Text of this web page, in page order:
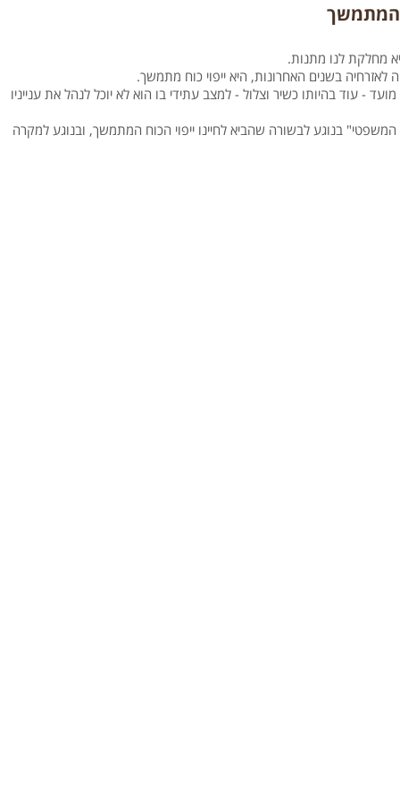
המתמשך
מחלקת לנו מתנות.
בשנים האחרונות, היא ייפוי כוח מתמשך.
- עוד בהיותו כשיר וצלול - למצב עתידי בו הוא לא יוכל לנהל את ענייניו
בנוגע לבשורה שהביא לחיינו ייפוי הכוח המתמשך, ובנוגע למקרה